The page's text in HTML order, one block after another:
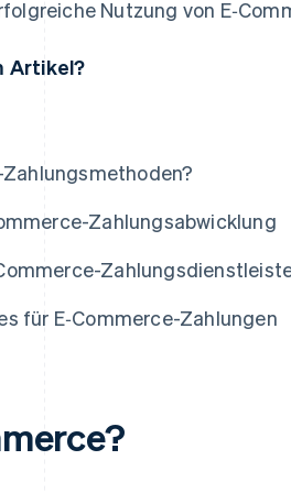
Nutzung von
Artikel?
Zahlungsabwicklung
für E‑Commerce-Zahlungen